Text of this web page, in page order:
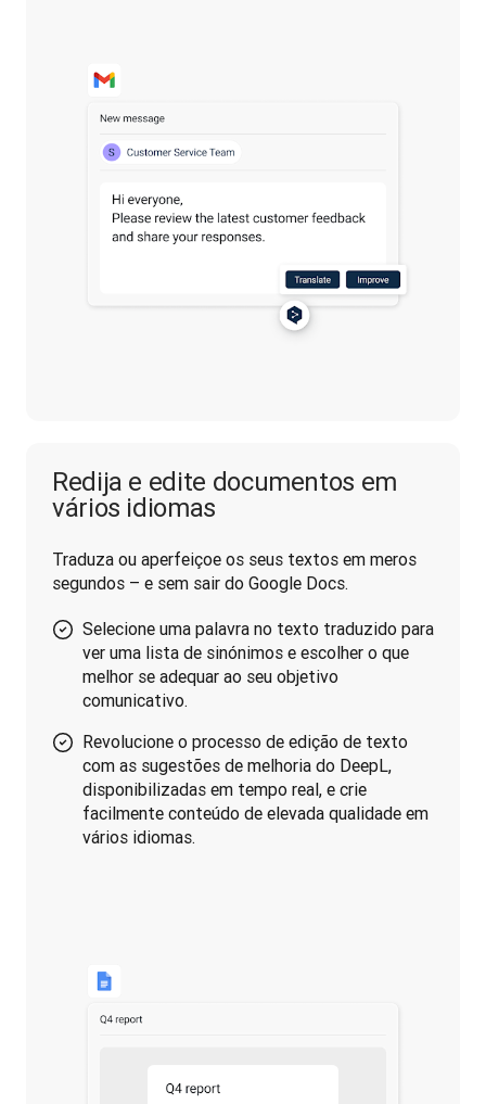
Redija e edite documentos em
vários idiomas
Traduza ou aperfeiçoe os seus textos em meros
segundos – e sem sair do Google Docs.
Selecione uma palavra no texto traduzido para
ver uma lista de sinónimos e escolher o que
melhor se adequar ao seu objetivo
comunicativo.
Revolucione o processo de edição de texto
com as sugestões de melhoria do DeepL,
disponibilizadas em tempo real, e crie
facilmente conteúdo de elevada qualidade em
vários idiomas.